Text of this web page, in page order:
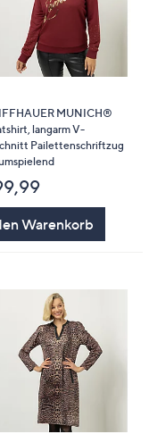
MUNICH®
langarm V-
Pailettenschriftzug
Warenkorb